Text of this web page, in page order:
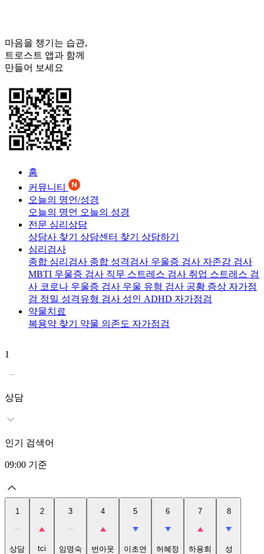
마음을 챙기는 습관,
트로스트 앱과 함께
만들어 보세요
홈
커뮤니티
오늘의 명언/성경
오늘의 명언 오늘의 성경
전문 심리상담
상담사 찾기 상담센터 찾기 상담하기
심리검사
종합 심리검사 종합 성격검사 우울증 검사 자존감 검사
MBTI 우울증 검사 직무 스트레스 검사 취업 스트레스 검
사 코로나 우울증 검사 우울 유형 검사 공황 증상 자가점
검 정밀 성격유형 검사 성인 ADHD 자가점검
약물치료
복용약 찾기 약물 의존도 자가점검
1
상담
인기 검색어
09:00 기준
1
상담
2
tci
3
임명숙
4
번아웃
5
이초연
6
허혜정
7
하용희
8
성